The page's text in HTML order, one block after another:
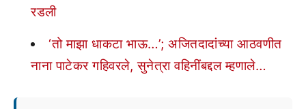
रडली
‘तो माझा धाकटा भाऊ…’; अजितदादांच्या आठवणीत
नाना पाटेकर गहिवरले, सुनेत्रा वहिनींबद्दल म्हणाले…